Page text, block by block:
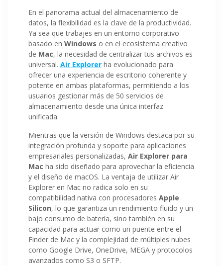
En el panorama actual del almacenamiento de
datos, la flexibilidad es la clave de la productividad.
Ya sea que trabajes en un entorno corporativo
basado en Windows o en el ecosistema creativo
de Mac, la necesidad de centralizar tus archivos es
universal. Air Explorer ha evolucionado para
ofrecer una experiencia de escritorio coherente y
potente en ambas plataformas, permitiendo a los
usuarios gestionar más de 50 servicios de
almacenamiento desde una única interfaz
unificada.
Mientras que la versión de Windows destaca por su
integración profunda y soporte para aplicaciones
empresariales personalizadas, Air Explorer para
Mac ha sido diseñado para aprovechar la eficiencia
y el diseño de macOS. La ventaja de utilizar Air
Explorer en Mac no radica solo en su
compatibilidad nativa con procesadores Apple
Silicon, lo que garantiza un rendimiento fluido y un
bajo consumo de batería, sino también en su
capacidad para actuar como un puente entre el
Finder de Mac y la complejidad de múltiples nubes
como Google Drive, OneDrive, MEGA y protocolos
avanzados como S3 o SFTP.